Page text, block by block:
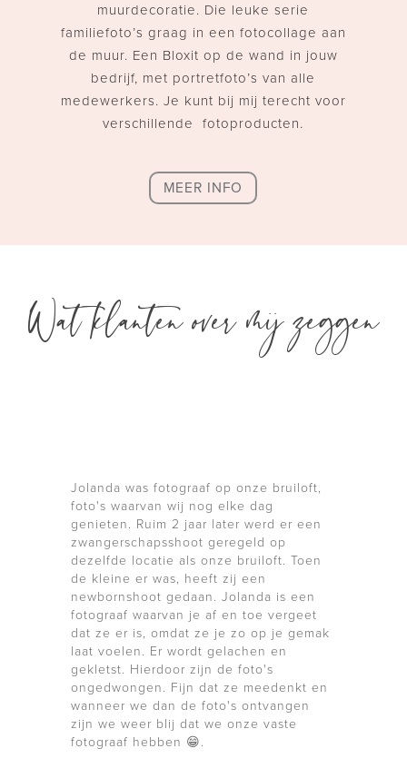
muurdecoratie. Die leuke serie
familiefoto’s graag in een fotocollage aan
de muur. Een Bloxit op de wand in jouw
bedrijf, met portretfoto’s van alle
medewerkers. Je kunt bij mij terecht voor
verschillende fotoproducten.
MEER INFO
Wat klanten over mij zeggen
Jolanda was fotograaf op onze bruiloft,
foto's waarvan wij nog elke dag
genieten. Ruim 2 jaar later werd er een
zwangerschapsshoot geregeld op
dezelfde locatie als onze bruiloft. Toen
de kleine er was, heeft zij een
newbornshoot gedaan. Jolanda is een
fotograaf waarvan je af en toe vergeet
dat ze er is, omdat ze je zo op je gemak
laat voelen. Er wordt gelachen en
gekletst. Hierdoor zijn de foto's
ongedwongen. Fijn dat ze meedenkt en
wanneer we dan de foto's ontvangen
zijn we weer blij dat we onze vaste
fotograaf hebben 😁.